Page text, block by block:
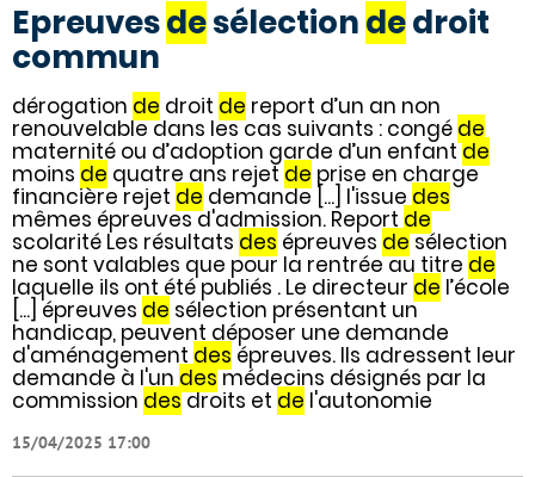
Epreuvesdesélectiondedroit
commun
dérogation de droit de report d’un an non
renouvelable dans les cas suivants : congé de
maternité ou d’adoption garde d’un enfantde
moins de quatre ans rejet de prise en charge
financière rejet de demande [...] l'issue des
mêmes épreuves d'admission. Report de
scolarité Les résultats des épreuves desélection
ne sont valables que pour la rentrée au titre de
laquelle ils ont été publiés . Le directeur de l’école
[...] épreuves de sélection présentant un
handicap, peuvent déposer une demande
d'aménagement des épreuves. Ils adressent leur
demande à l'un desmédecins désignés par la
commission desdroits et de l'autonomie
15/04/2025 17:00